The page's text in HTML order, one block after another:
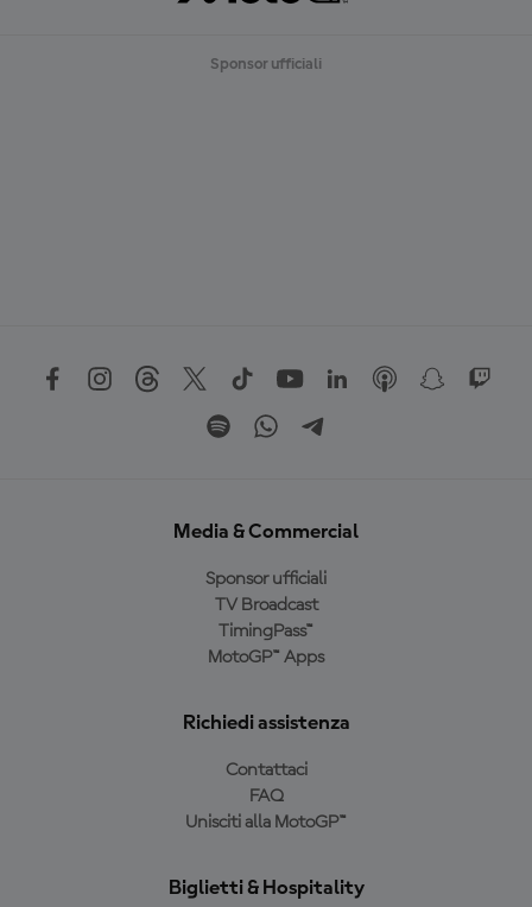
Sponsor ufficiali
Media & Commercial
Sponsor ufficiali
TV Broadcast
TimingPass™
MotoGP™ Apps
Richiedi assistenza
Contattaci
FAQ
Unisciti alla MotoGP™
Biglietti & Hospitality